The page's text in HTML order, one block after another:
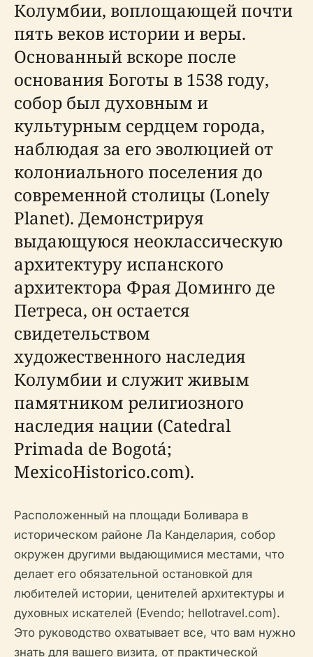
Колумбии, воплощающей почти
пять веков истории и веры.
Основанный вскоре после
основания Боготы в 1538 году,
собор был духовным и
культурным сердцем города,
наблюдая за его эволюцией от
колониального поселения до
современной столицы (Lonely
Planet). Демонстрируя
выдающуюся неоклассическую
архитектуру испанского
архитектора Фрая Доминго де
Петреса, он остается
свидетельством
художественного наследия
Колумбии и служит живым
памятником религиозного
наследия нации (Catedral
Primada de Bogotá;
MexicoHistorico.com).
Расположенный на площади Боливара в
историческом районе Ла Канделария, собор
окружен другими выдающимися местами, что
делает его обязательной остановкой для
любителей истории, ценителей архитектуры и
духовных искателей (Evendo; hellotravel.com).
Это руководство охватывает все, что вам нужно
знать для вашего визита, от практической